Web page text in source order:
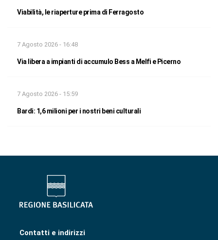
Viabilità, le riaperture prima di Ferragosto
7 Agosto 2026 - 16:48
Via libera a impianti di accumulo Bess a Melfi e Picerno
7 Agosto 2026 - 15:59
Bardi: 1,6 milioni per i nostri beni culturali
Contatti e indirizzi